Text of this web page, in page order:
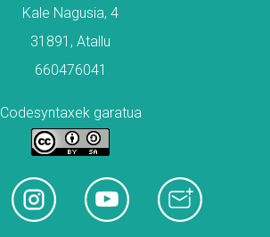
Kale Nagusia, 4
31891, Atallu
660476041
Codesyntaxek garatua